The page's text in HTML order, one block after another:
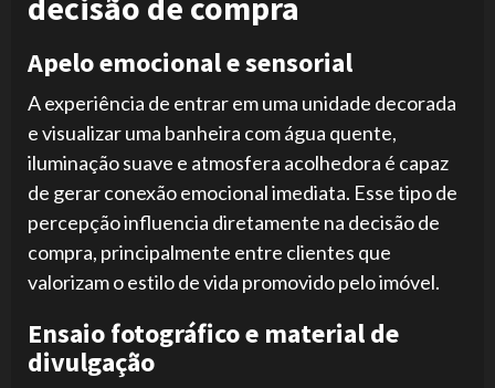
Apelo emocional e sensorial
A experiência de entrar em uma unidade decorada
e visualizar uma banheira com água quente,
iluminação suave e atmosfera acolhedora é capaz
de gerar conexão emocional imediata. Esse tipo de
percepção influencia diretamente na decisão de
compra, principalmente entre clientes que
valorizam o estilo de vida promovido pelo imóvel.
Ensaio fotográfico e material de
divulgação